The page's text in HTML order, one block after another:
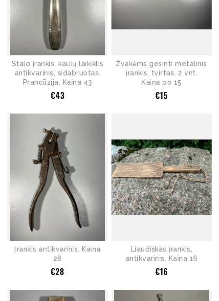
Stalo įrankis, kaulų laikiklis
antikvarinis, sidabruotas.
Prancūzija. Kaina 43
€43
Žvakėms gesinti metalinis
įrankis. tvirtas. 2 vnt.
Kaina po 15
€15
Įrankis antikvarinis. Kaina
28
€28
Liaudiškas įrankis,
antikvarinis. Kaina 16
€16